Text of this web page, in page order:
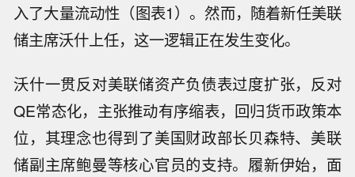
入了大量流动性（图表1）。然而，随着新任美联
储主席沃什上任，这一逻辑正在发生变化。
沃什一贯反对美联储资产负债表过度扩张，反对
QE常态化，主张推动有序缩表，回归货币政策本
位，其理念也得到了美国财政部长贝森特、美联
储副主席鲍曼等核心官员的支持。履新伊始，面